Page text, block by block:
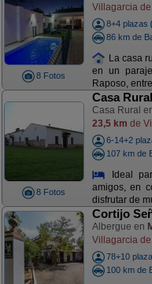
8 Fotos
Villagarcia
8+4 plazas
86 km de
La casa
en un
Raposo,
8 Fotos
Casa
Casa Rural
23,5 km de
6-14+2
107 km de
Ideal
amigos, en
disfrutar de
Cortijo
Albergue en
Villagarcia
78+10
100 km de